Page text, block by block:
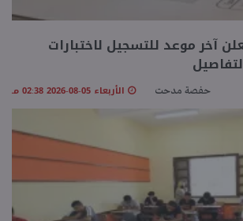
آخر موعد للتسجيل لاختبارات
حفصة مدحت الأربعاء 05-08-2026 02:38 مـ